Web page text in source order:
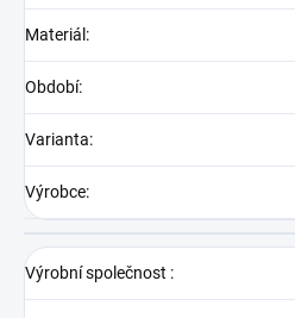
Materiál :
Období:
Varianta:
Výrobce:
Výrobní společnost :